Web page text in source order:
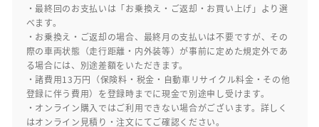
・最終回のお支払いは「お乗換え・ご返却・お買い上げ」より選
べます。
・お乗換え・ご返却の場合、最終月の支払いは不要ですが、その
際の車両状態（走行距離・内外装等）が事前に定めた規定外であ
る場合には、別途差額をいただきます。
・諸費用13万円（保険料・税金・自動車リサイクル料金・その他
登録に伴う費用）を登録時までに現金で別途申し受けます。
・オンライン購入ではご利用できない場合がございます。詳しく
はオンライン見積り・注文にてご確認ください。